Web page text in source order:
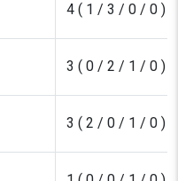
4 ( 1 / 3 / 0 / 0 )
3 ( 0 / 2 / 1 / 0 )
3 ( 2 / 0 / 1 / 0 )